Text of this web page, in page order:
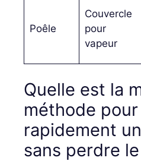
Poêle
Couvercle
pour
vapeur
Quelle est la
méthode
rapidement
sans perdre